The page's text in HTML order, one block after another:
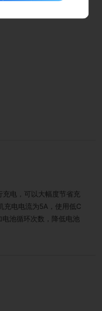
电，可以大幅度节省充
充电电流为5A，使用低C
池循环次数，降低电池